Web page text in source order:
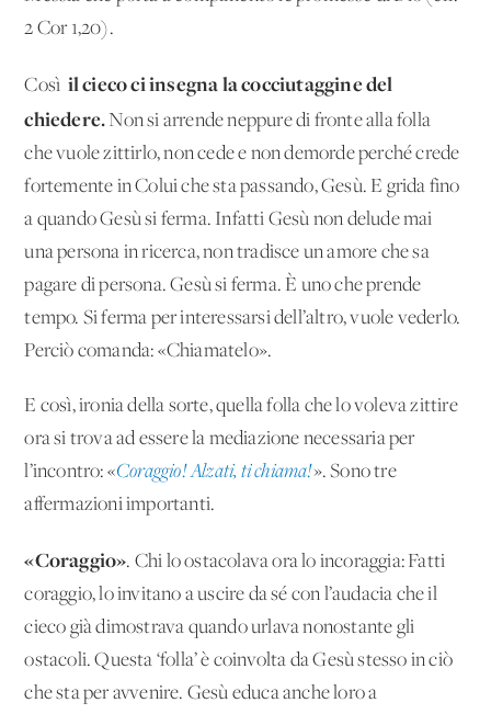
2 Cor 1,20).
Così il cieco ci insegna la cocciutaggine del
chiedere.Non si arrende neppure di fronte alla folla
che vuole zittirlo, non cede e non demorde perché crede
fortemente in Colui che sta passando, Gesù. E grida fino
a quando Gesù si ferma. Infatti Gesù non delude mai
una persona in ricerca, non tradisce un amore che sa
pagare di persona. Gesù si ferma. È uno che prende
tempo. Si ferma per interessarsi dell’altro, vuole vederlo.
Perciò comanda: «Chiamatelo».
E così, ironia della sorte, quella folla che lo voleva zittire
ora si trova ad essere la mediazione necessaria per
l’incontro: «Coraggio! Alzati, ti chiama!». Sono tre
affermazioni importanti.
«Coraggio». Chi lo ostacolava ora lo incoraggia: Fatti
coraggio, lo invitano a uscire da sé con l’audacia che il
cieco già dimostrava quando urlava nonostante gli
ostacoli. Questa ‘folla’ è coinvolta da Gesù stesso in ciò
che sta per avvenire. Gesù educa anche loro a